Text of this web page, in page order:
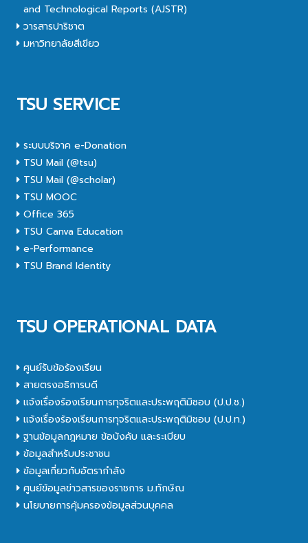
and Technological Reports (AJSTR)
วารสารปาริชาต
มหาวิทยาลัยสีเขียว
TSU SERVICE
ระบบบริจาค e-Donation
TSU Mail (@tsu)
TSU Mail (@scholar)
TSU MOOC
Office 365
TSU Canva Education
e-Performance
TSU Brand Identity
TSU OPERATIONAL DATA
ศูนย์รับข้อร้องเรียน
สายตรงอธิการบดี
แจ้งเรื่องร้องเรียนการทุจริตและประพฤติมิชอบ (ป.ป.ช.)
แจ้งเรื่องร้องเรียนการทุจริตและประพฤติมิชอบ (ป.ป.ท.)
ฐานข้อมูลกฎหมาย ข้อบังคับ และระเบียบ
ข้อมูลสำหรับประชาชน
ข้อมูลเกี่ยวกับอัตรากำลัง
ศูนย์ข้อมูลข่าวสารของราชการ ม.ทักษิณ
นโยบายการคุ้มครองข้อมูลส่วนบุคคล